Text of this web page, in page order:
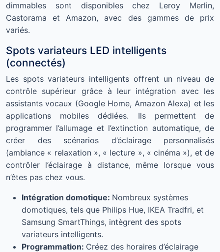
dimmables sont disponibles chez Leroy Merlin,
Castorama et Amazon, avec des gammes de prix
variés.
Spots variateurs LED intelligents
(connectés)
Les spots variateurs intelligents offrent un niveau de
contrôle supérieur grâce à leur intégration avec les
assistants vocaux (Google Home, Amazon Alexa) et les
applications mobiles dédiées. Ils permettent de
programmer l’allumage et l’extinction automatique, de
créer des scénarios d’éclairage personnalisés
(ambiance « relaxation », « lecture », « cinéma »), et de
contrôler l’éclairage à distance, même lorsque vous
n’êtes pas chez vous.
Intégration domotique: Nombreux systèmes
domotiques, tels que Philips Hue, IKEA Tradfri, et
Samsung SmartThings, intègrent des spots
variateurs intelligents.
Programmation: Créez des horaires d’éclairage